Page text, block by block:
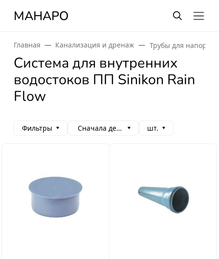
МАНАРО
Главная Канализация и дренаж Трубы для
Система для внутренних
водостоков ПП Sinikon Rain
Flow
Фильтры Сначала дешевые шт.